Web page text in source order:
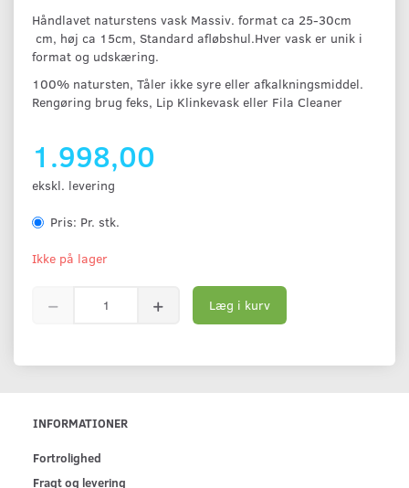
Håndlavet naturstens vask Massiv. format ca 25-30cm
cm, høj ca 15cm, Standard afløbshul.Hver vask er unik i
format og udskæring.
100% natursten, Tåler ikke syre eller afkalkningsmiddel.
Rengøring brug feks, Lip Klinkevask eller Fila Cleaner
1.998,00
ekskl. levering
Pris: Pr. stk.
Ikke på lager
Læg i kurv
INFORMATIONER
Fortrolighed
Fragt og levering